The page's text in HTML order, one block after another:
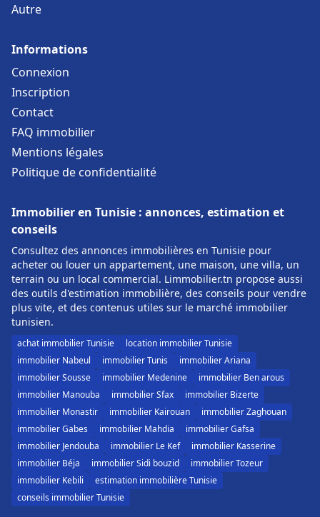
Autre
Informations
Connexion
Inscription
Contact
FAQ immobilier
Mentions légales
Politique de confidentialité
Immobilier en Tunisie : annonces, estimation et
conseils
Consultez des annonces immobilières en Tunisie pour
acheter ou louer un appartement, une maison, une villa, un
terrain ou un local commercial. Limmobilier.tn propose aussi
des outils d'estimation immobilière, des conseils pour vendre
plus vite, et des contenus utiles sur le marché immobilier
tunisien.
achat immobilier Tunisie
location immobilier Tunisie
immobilier Nabeul
immobilier Tunis
immobilier Ariana
immobilier Sousse
immobilier Medenine
immobilier Ben arous
immobilier Manouba
immobilier Sfax
immobilier Bizerte
immobilier Monastir
immobilier Kairouan
immobilier Zaghouan
immobilier Gabes
immobilier Mahdia
immobilier Gafsa
immobilier Jendouba
immobilier Le Kef
immobilier Kasserine
immobilier Béja
immobilier Sidi bouzid
immobilier Tozeur
immobilier Kebili
estimation immobilière Tunisie
conseils immobilier Tunisie